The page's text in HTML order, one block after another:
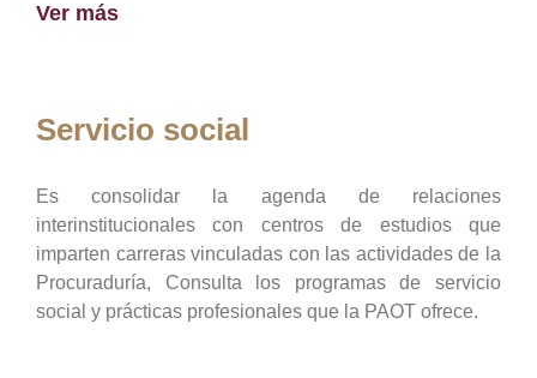
Ver más
Servicio social
Es consolidar la agenda de relaciones
interinstitucionales con centros de estudios que
imparten carreras vinculadas con las actividades de la
Procuraduría, Consulta los programas de servicio
social y prácticas profesionales que la PAOT ofrece.